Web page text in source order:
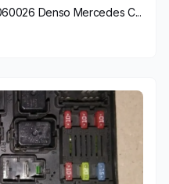
Denso Mercedes C...